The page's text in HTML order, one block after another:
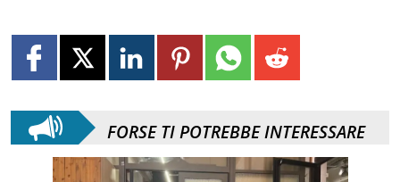
FORSE TI POTREBBE INTERESSARE